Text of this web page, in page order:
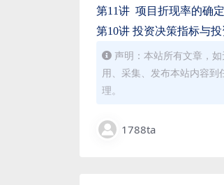
第11讲 项目折现率的确
第10讲 投资决策指标与
声明：本站所有文章，
用、采集、发布本站内容
理。
1788ta